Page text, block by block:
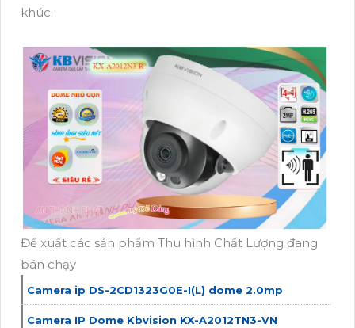
khúc.
Đề xuất các sản phẩm Thu hình Chất Lượng đang
bán chạy
Camera ip DS-2CD1323G0E-I(L) dome 2.0mp
Camera IP Dome Kbvision KX-A2012TN3-VN